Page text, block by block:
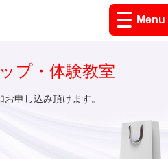
Menu
プ・体験教室
申し込み頂けます。